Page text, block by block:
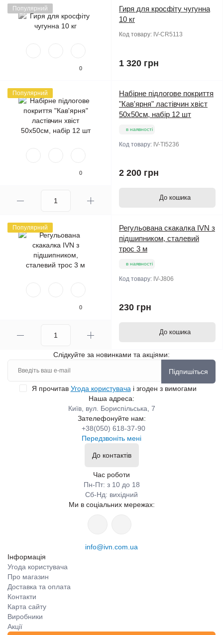
Популярний
0
Гиря для кросфіту чугунна
10 кг
Код товару: IV-CR5113
1 320 грн
Популярний
0
Набірне підлогове покриття
"Кав'ярня" ластівчин хвіст
50х50см, набір 12 шт
в наявності
Код товару: IV-TI5236
2 200 грн
До кошика
Популярний
0
Регульована скакалка IVN з
підшипником, сталевий
трос 3 м
в наявності
Код товару: IV-J806
230 грн
До кошика
Слідкуйте за новинками та акціями:
Підпишіться
Я прочитав Угода користувача і згоден з вимогами
Наша адреса:
Київ, вул. Бориспільська, 7
Зателефонуйте нам:
+38(050) 618-37-90
Передзвоніть мені
До контактів
Час роботи
Пн-Пт: з 10 до 18
Сб-Нд: вихідний
Ми в соціальних мережах:
info@ivn.com.ua
Інформація
Угода користувача
Про магазин
Доставка та оплата
Контакти
Карта сайту
Виробники
Акції